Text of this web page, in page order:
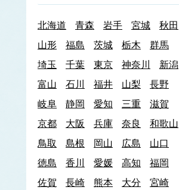
アキアミ
アユ
アラメ
エゾアワビ
クロアワビ
マダカアワビ
メガイアワビ
イ
イカナゴ
いか類
アオリイカ
アメリカオオアカイカ
北海道 青森 岩手 宮城
秋田
山形
福島 茨城 栃木
群馬
埼玉
千葉 東京 神奈川
新潟
富山
石川 福井 山梨
長野
岐阜
静岡 愛知 三重
滋賀
京都
大阪 兵庫 奈良
和歌山
鳥取
島根 岡山 広島
山口
徳島
香川 愛媛 高知
福岡
佐賀
長崎 熊本 大分
宮崎